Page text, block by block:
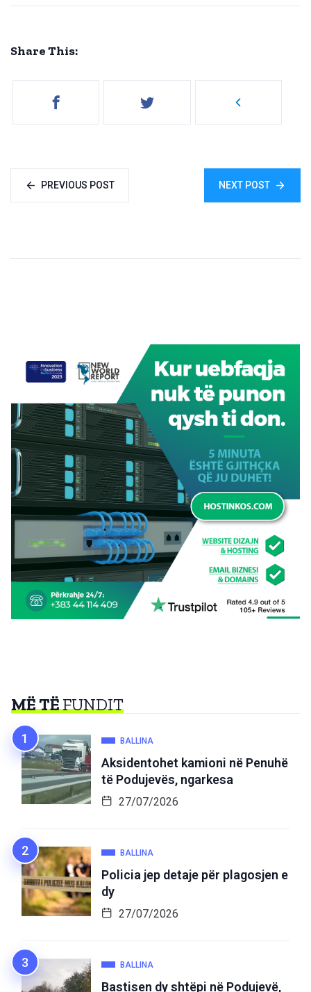
Share This:
PREVIOUS POST NEXT POST
MË TËFUNDIT
BALLINA
Aksidentohet kamioni në Penuhë
të Podujevës, ngarkesa
27/07/2026
BALLINA
Policia jep detaje për plagosjen e
dy
27/07/2026
BALLINA
Bastisen dy shtëpi në Podujevë,